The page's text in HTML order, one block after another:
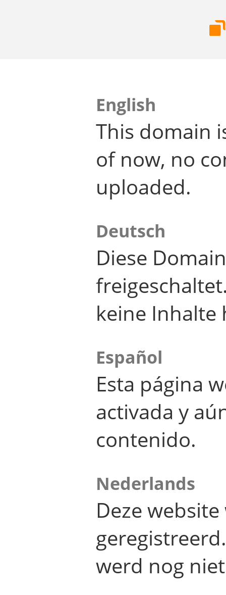
English
This domain
of now, no
uploaded.
Deutsch
Diese
keine Inhalte
Español
Esta página
activada y
contenido.
Nederlands
Deze
werd nog